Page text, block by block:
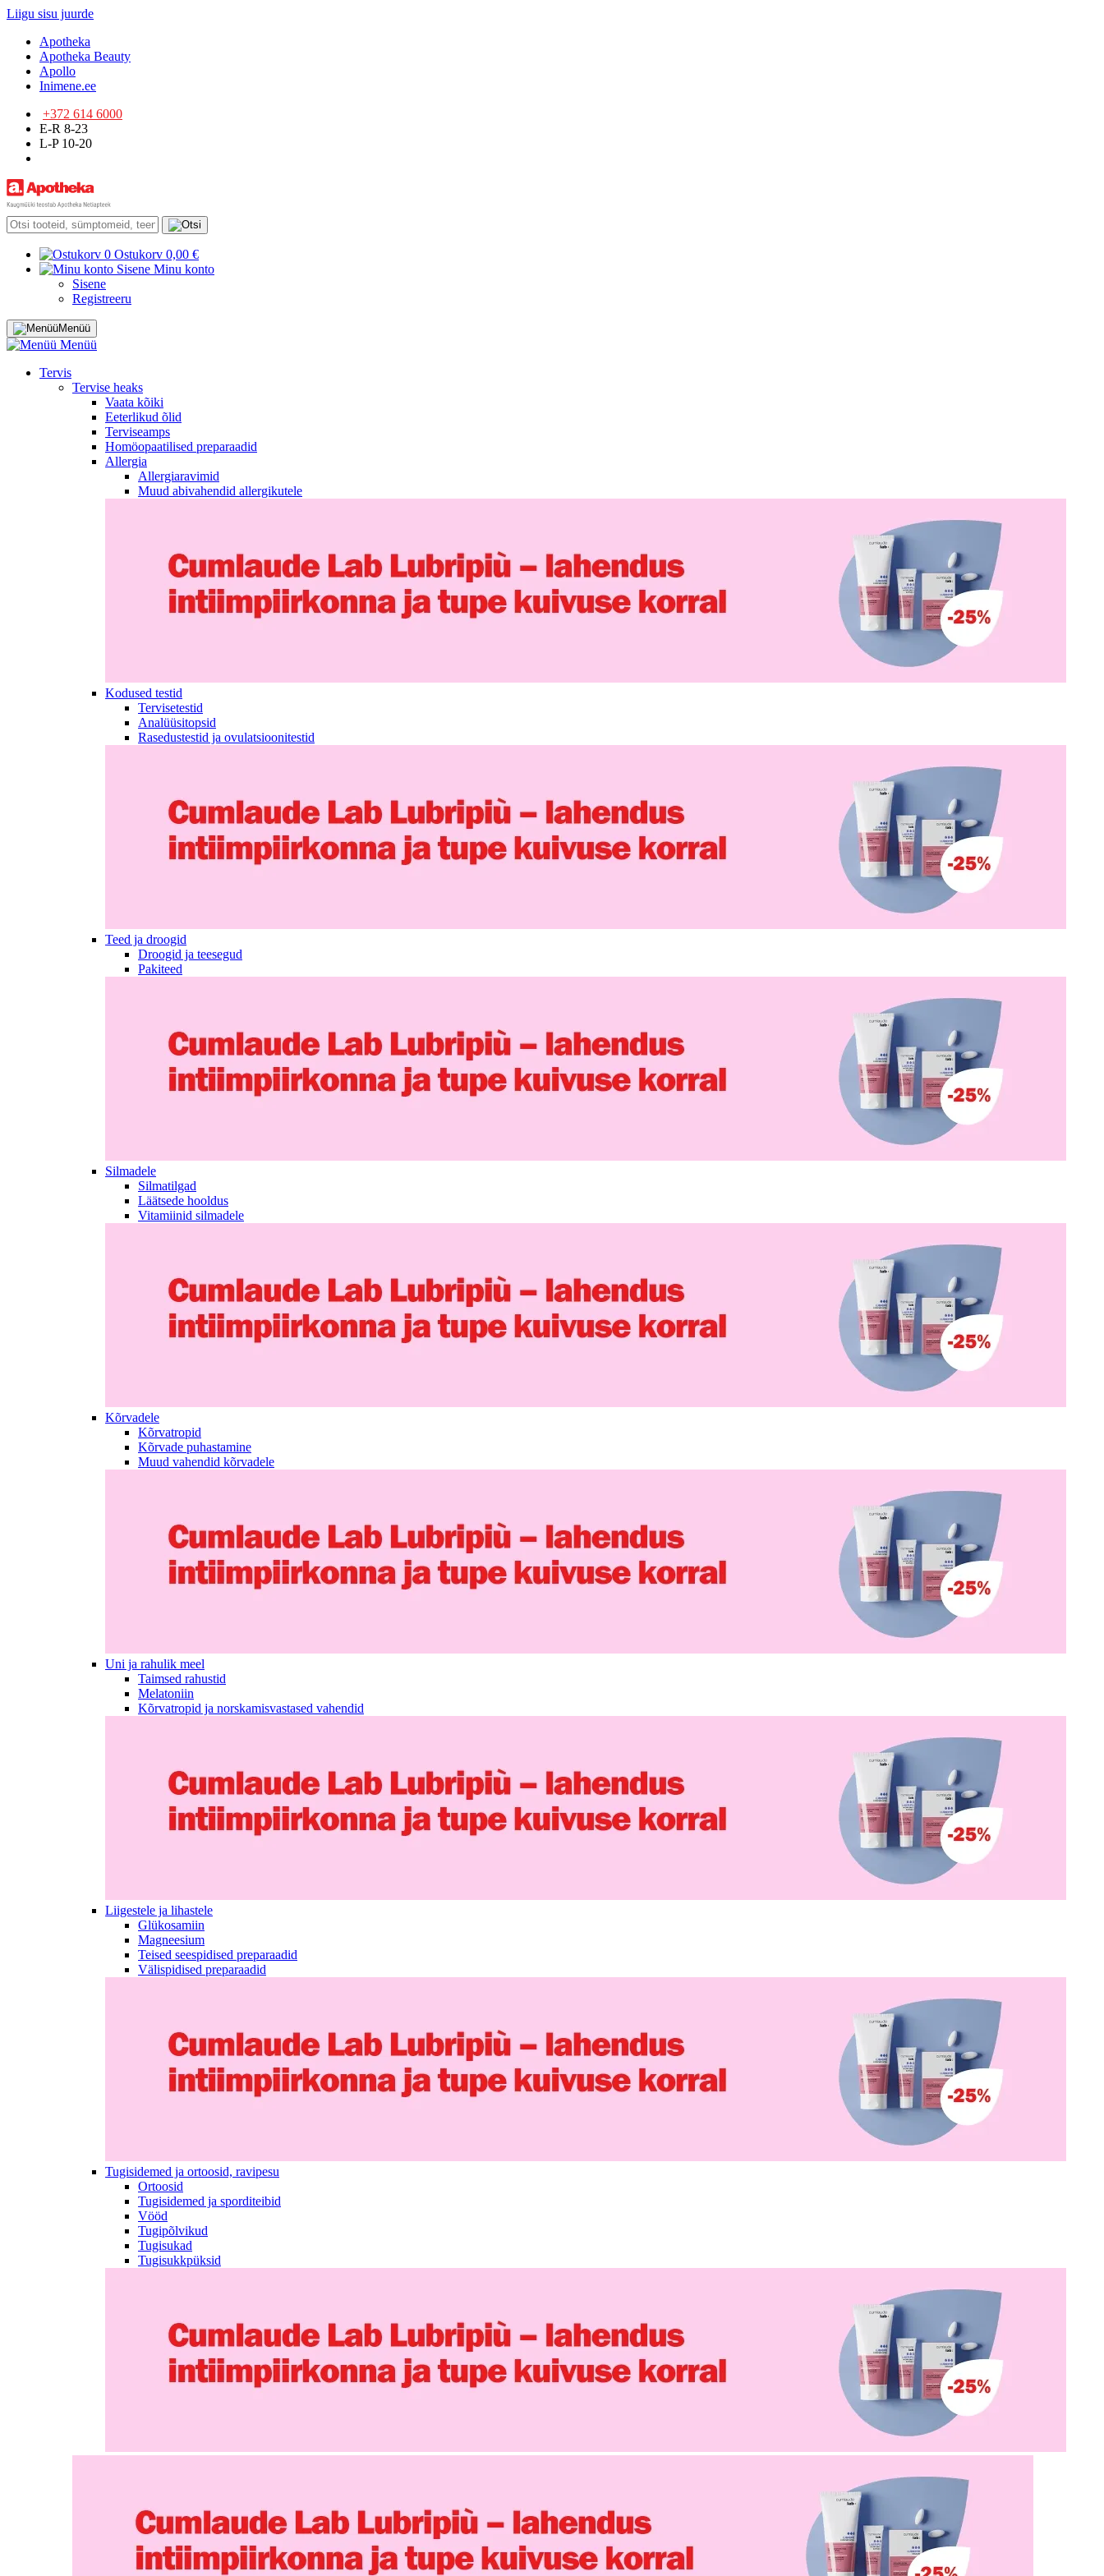
Liigu sisu juurde
Apotheka
Apotheka Beauty
Apollo
Inimene.ee
+372 614 6000
E-R 8-23
L-P 10-20
0 Ostukorv 0,00 €
Sisene Minu konto
Sisene
Registreeru
Menüü
Menüü
Tervis
Tervise heaks
Vaata kõiki
Eeterlikud õlid
Terviseamps
Homöopaatilised preparaadid
Allergia
Allergiaravimid
Muud abivahendid allergikutele
Kodused testid
Tervisetestid
Analüüsitopsid
Rasedustestid ja ovulatsioonitestid
Teed ja droogid
Droogid ja teesegud
Pakiteed
Silmadele
Silmatilgad
Läätsede hooldus
Vitamiinid silmadele
Kõrvadele
Kõrvatropid
Kõrvade puhastamine
Muud vahendid kõrvadele
Uni ja rahulik meel
Taimsed rahustid
Melatoniin
Kõrvatropid ja norskamisvastased vahendid
Liigestele ja lihastele
Glükosamiin
Magneesium
Teised seespidised preparaadid
Välispidised preparaadid
Tugisidemed ja ortoosid, ravipesu
Ortoosid
Tugisidemed ja sporditeibid
Vööd
Tugipõlvikud
Tugisukad
Tugisukkpüksid